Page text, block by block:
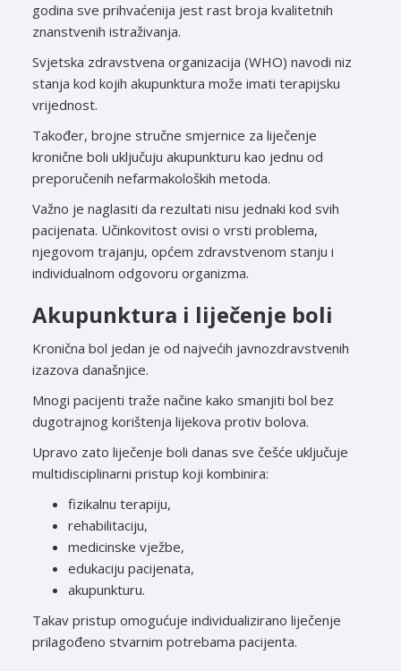
godina sve prihvaćenija jest rast broja kvalitetnih
znanstvenih istraživanja.
Svjetska zdravstvena organizacija (WHO) navodi niz
stanja kod kojih akupunktura može imati terapijsku
vrijednost.
Također, brojne stručne smjernice za liječenje
kronične boli uključuju akupunkturu kao jednu od
preporučenih nefarmakoloških metoda.
Važno je naglasiti da rezultati nisu jednaki kod svih
pacijenata. Učinkovitost ovisi o vrsti problema,
njegovom trajanju, općem zdravstvenom stanju i
individualnom odgovoru organizma.
Akupunktura i liječenje boli
Kronična bol jedan je od najvećih javnozdravstvenih
izazova današnjice.
Mnogi pacijenti traže načine kako smanjiti bol bez
dugotrajnog korištenja lijekova protiv bolova.
Upravo zato liječenje boli danas sve češće uključuje
multidisciplinarni pristup koji kombinira:
fizikalnu terapiju,
rehabilitaciju,
medicinske vježbe,
edukaciju pacijenata,
akupunkturu.
Takav pristup omogućuje individualizirano liječenje
prilagođeno stvarnim potrebama pacijenta.